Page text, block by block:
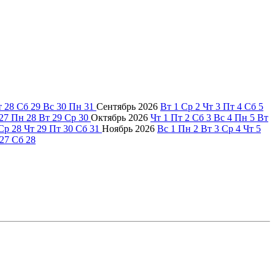
28 Сб 29 Вс 30 Пн 31 Сентябрь 2026 Вт 1 Ср 2 Чт 3 Пт 4 Сб 5
27 Пн 28 Вт 29 Ср 30 Октябрь 2026 Чт 1 Пт 2 Сб 3 Вс 4 Пн 5 Вт
28 Чт 29 Пт 30 Сб 31 Ноябрь 2026 Вс 1 Пн 2 Вт 3 Ср 4 Чт 5
27 Сб 28